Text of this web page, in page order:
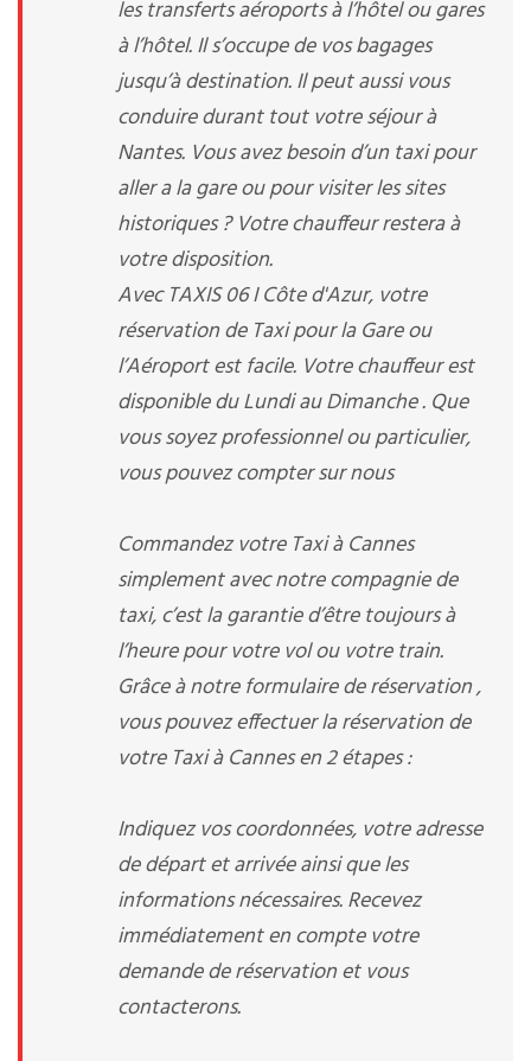
les transferts aéroports à l’hôtel ou gares
à l’hôtel. Il s’occupe de vos bagages
jusqu’à destination. Il peut aussi vous
conduire durant tout votre séjour à
Nantes. Vous avez besoin d’un taxi pour
aller a la gare ou pour visiter les sites
historiques ? Votre chauffeur restera à
votre disposition.
Avec TAXIS 06 I Côte d'Azur, votre
réservation de Taxi pour la Gare ou
l’Aéroport est facile. Votre chauffeur est
disponible du Lundi au Dimanche . Que
vous soyez professionnel ou particulier,
vous pouvez compter sur nous
Commandez votre Taxi à Cannes
simplement avec notre compagnie de
taxi, c’est la garantie d’être toujours à
l’heure pour votre vol ou votre train.
Grâce à notre formulaire de réservation ,
vous pouvez effectuer la réservation de
votre Taxi à Cannes en 2 étapes :
Indiquez vos coordonnées, votre adresse
de départ et arrivée ainsi que les
informations nécessaires. Recevez
immédiatement en compte votre
demande de réservation et vous
contacterons.